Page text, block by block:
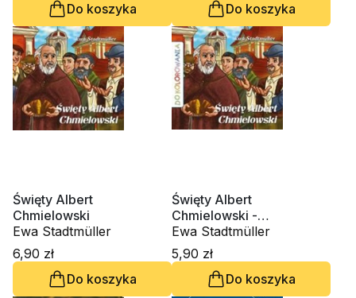
Do koszyka
Do koszyka
Święty Albert
Chmielowski
Ewa Stadtmüller
6,90 zł
Do koszyka
Święty Albert
Chmielowski -
kolorowanka
Ewa Stadtmüller
5,90 zł
Do koszyka